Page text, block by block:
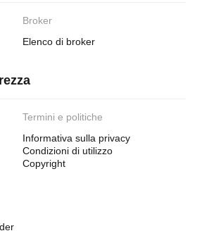
Broker
Elenco di broker
Termini e politiche
Informativa sulla privacy
Condizioni di utilizzo
Copyright